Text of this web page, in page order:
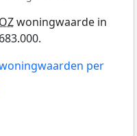
woningwaarde in
per